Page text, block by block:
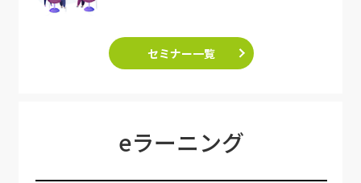
セミナー一覧
eラーニング